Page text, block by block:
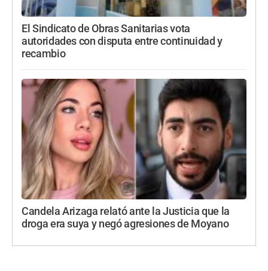
El Sindicato de Obras Sanitarias vota
autoridades con disputa entre continuidad y
recambio
Candela Arizaga relató ante la Justicia que la
droga era suya y negó agresiones de Moyano